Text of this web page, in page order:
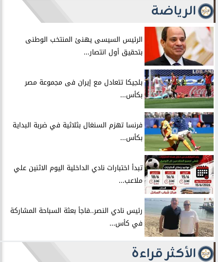
الرياضة
الرئيس السيسى يهنئ المنتخب الوطنى
بتحقيق أول انتصار...
بلجيكا تتعادل مع إيران فى مجموعة مصر
بكأس...
فرنسا تهزم السنغال بثلاثية في ضربة البداية
بكأس...
تبدأ اختبارات نادي الداخلية اليوم الاثنين علي
ملاعب...
رئيس نادي النصر..فاجأ بعثة السباحة المشاركة
في كأس...
الأكثر قراءة